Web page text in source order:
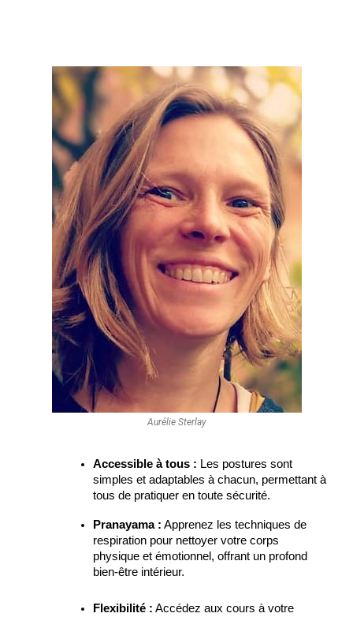
Aurélie Sterlay
Accessible à tous : Les postures sont
simples et adaptables à chacun, permettant à
tous de pratiquer en toute sécurité.
Pranayama : Apprenez les techniques de
respiration pour nettoyer votre corps
physique et émotionnel, offrant un profond
bien-être intérieur.
Flexibilité : Accédez aux cours à votre